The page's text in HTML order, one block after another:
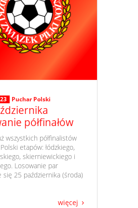
Puchar Polski
półfinałów
wszystkich półfinalistów
etapów: łódzkiego,
skierniewickiego i
Losowanie par
się 25 października (środa)
więcej